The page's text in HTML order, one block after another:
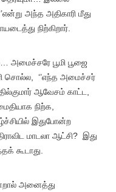
அந்த அதிகாரி மீது
நிற்கிறார்.
அமைச்சரே பூமி பூஜை
சொல்ல, ‘’எந்த அமைச்சர்
ஆவேசம் காட்ட,
நிற்க,
இதுபோன்ற
மாடலா ஆட்சி? இது
கூடாது.
அனைத்து